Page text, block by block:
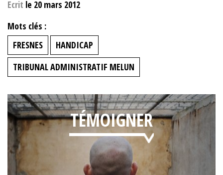
Ecrit le 20 mars 2012
Mots clés :
FRESNES
HANDICAP
TRIBUNAL ADMINISTRATIF MELUN
TÉMOIGNER